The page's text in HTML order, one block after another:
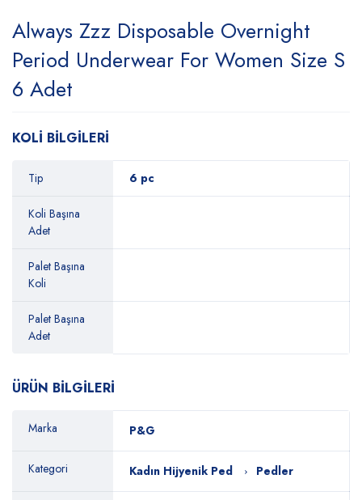
Always Zzz Disposable Overnight
Period Underwear For Women Size S
6 Adet
KOLİ BİLGİLERİ
Tip 6 pc
Koli Başına
Adet
Palet Başına
Koli
Palet Başına
Adet
ÜRÜN BİLGİLERİ
Marka P&G
Kategori Kadın Hijyenik Ped Pedler